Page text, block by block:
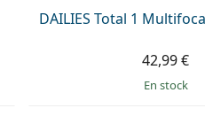
DAILIES Total 1
42,99 €
en stock